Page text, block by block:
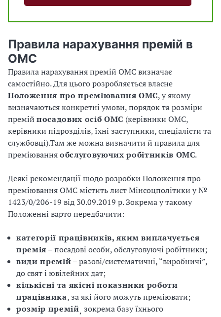
Правила нарахування премій в
ОМС
Правила нарахування премій ОМС визначає
самостійно. Для цього розробляється власне
Положення про преміювання ОМС, у якому
визначаються конкретні умови, порядок та розміри
премій посадових осіб ОМС (керівники ОМС,
керівники підрозділів, їхні заступники, спеціалісти та
службовці).Там же можна визначити й правила для
преміюванняобслуговуючих робітників ОМС.
Деякі рекомендації щодо розробки Положення про
преміювання ОМС містить лист Мінсоцполітики у №
1423/0/206-19 від 30.09.2019 р. Зокрема у такому
Положенні варто передбачити:
категорії працівників, яким виплачується
премія – посадові особи, обслуговуючі робітники;
види премій– разові/систематичні, “виробничі”,
до свят і ювілейних дат;
кількісні та якісні показники роботи
працівника, за які його можуть преміювати;
розмір премій, зокрема базу їхнього